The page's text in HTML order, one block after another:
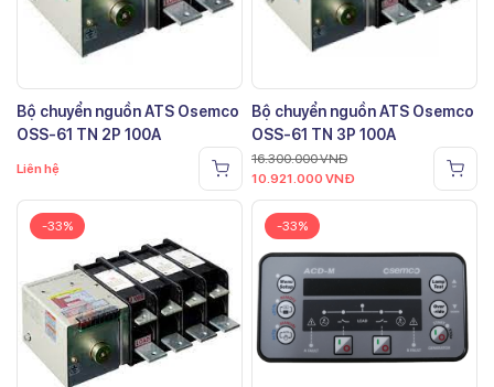
Bộ chuyển nguồn ATS Osemco
OSS-61 TN 2P 100A
Liên hệ
Bộ chuyển nguồn ATS Osemco
OSS-61 TN 3P 100A
16.300.000VNĐ
10.921.000 VNĐ
-33% -33%